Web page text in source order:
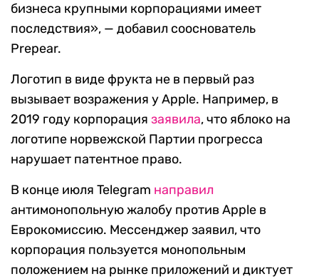
бизнеса крупными корпорациями имеет
последствия», — добавил сооснователь
Prepear.
Логотип в виде фрукта не в первый раз
вызывает возражения у Apple. Например, в
2019 году корпорация заявила, что яблоко на
логотипе норвежской Партии прогресса
нарушает патентное право.
В конце июля Telegram направил
антимонопольную жалобу против Apple в
Еврокомиссию. Мессенджер заявил, что
корпорация пользуется монопольным
положением на рынке приложений и диктует